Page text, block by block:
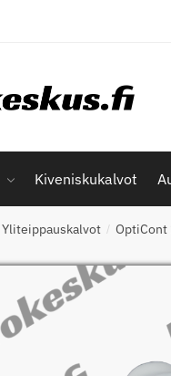
Kiveniskukalvot
Yliteippauskalvot /